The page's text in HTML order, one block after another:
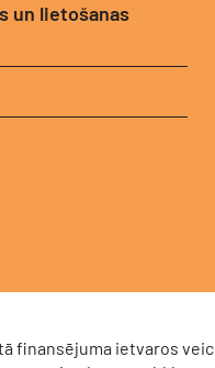
un lietošanas
finansējuma ietvaros veic